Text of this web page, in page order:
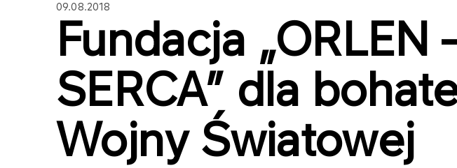
09.08.2018
Fundacja „ORLEN
SERCA” dla
Wojny Światowej